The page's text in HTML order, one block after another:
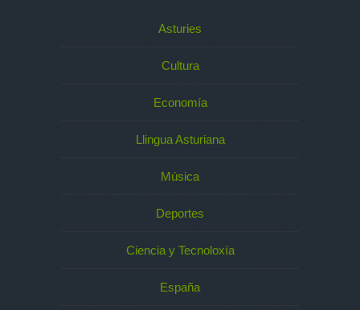
Asturies
Cultura
Economía
Llingua Asturiana
Música
Deportes
Ciencia y Tecnoloxía
España